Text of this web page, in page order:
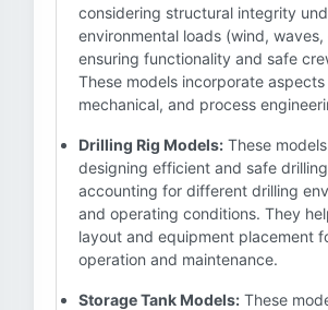
considering structural integrity
environmental loads (wind, waves,
ensuring functionality and safe
These models incorporate
mechanical, and process
Drilling Rig Models: These
designing efficient and safe
accounting for different drilling
and operating conditions. They
layout and equipment placement
operation and maintenance.
Storage Tank Models: These